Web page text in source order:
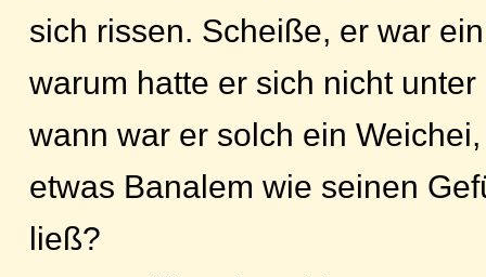
sich rissen. Scheiße, er war
warum hatte er sich nicht
wann war er solch ein
etwas Banalem wie seinen
ließ?